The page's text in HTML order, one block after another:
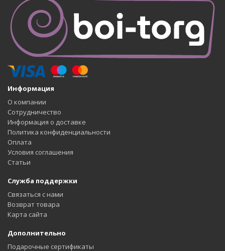
Информация
О компании
Сотрудничество
Информация о доставке
Политика конфиденциальности
Оплата
Условия соглашения
Статьи
Служба поддержки
Связаться с нами
Возврат товара
Карта сайта
Дополнительно
Подарочные сертификаты